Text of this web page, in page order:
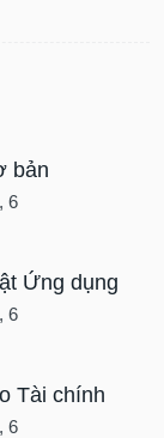
bản
6
Ứng dụng
6
Tài chính
6